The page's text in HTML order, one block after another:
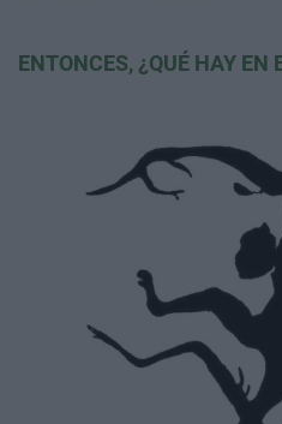
ENTONCES, ¿QUÉ HAY EN